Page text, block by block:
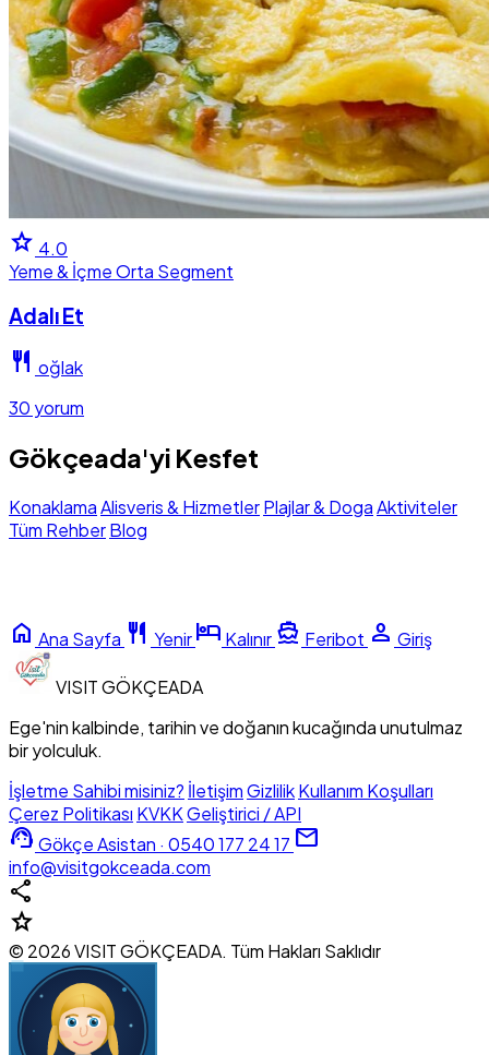
star 4.0
Yeme & İçmeOrta Segment
Adalı Et
restaurant oğlak
30 yorum
Gökçeada'yi Kesfet
KonaklamaAlisveris & HizmetlerPlajlar & DogaAktiviteler
Tüm RehberBlog
home Ana Sayfa restaurant Yenirhotel Kalınır directions_boat Feribot person Giriş
VISITGÖKÇEADA
Ege'nin kalbinde, tarihin ve doğanın kucağında unutulmaz
bir yolculuk.
İşletme Sahibi misiniz? İletişimGizlilikKullanım Koşulları
Çerez Politikası KVKKGeliştirici / API
support_agent Gökçe Asistan · 0540 177 24 17 mail
info@visitgokceada.com
share
star
© 2026 VISIT GÖKÇEADA. Tüm Hakları Saklıdır